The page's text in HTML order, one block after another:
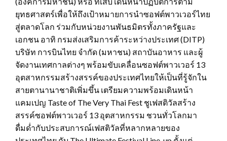
ยุทธศาสตร์เพื่อให้ถึงเป้าหมายการนำซอฟต์พาวเวอร์ไทย
สู่ตลาดโลก ร่วมกับหน่วยงานพันธมิตรทั้งภาครัฐและ
เอกชน อาทิ กรมส่งเสริมการค้าระหว่างประเทศ (DITP)
บริษัท การบินไทย จำกัด (มหาชน) สถาบันอาหาร และผู้
จัดงานเทศกาลต่างๆ พร้อมขับเคลื่อนซอฟต์พาวเวอร์ 13
อุตสาหกรรมสร้างสรรค์ของประเทศไทยให้เป็นที่รู้จักใน
สายตานานาชาติเพิ่มขึ้น เตรียมความพร้อมเดินหน้า
แคมเปญ Taste of The Very Thai Fest ชูเฟสติวัลสร้าง
สรรค์ซอฟต์พาวเวอร์ 13 อุตสาหกรรม ชวนทั่วโลกมา
ดื่มด่ำกับประสบการณ์เฟสติวัลที่หลากหลายของ